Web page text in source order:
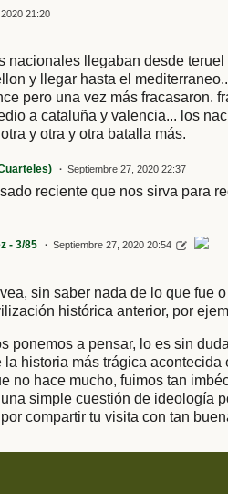
21:20
nacionales llegaban desde
y llegar hasta el
pero una vez más fracasaron.
a cataluña y valencia... los
y otra y otra batalla más.
Septiembre 27, 2020 22:37
reciente que nos sirva para
- 3/85 Septiembre 27, 2020 20:54
sin saber nada de lo que fue
histórica anterior, por
ponemos a pensar, lo es sin
la historia más trágica
no hace mucho, fuimos tan
simple cuestión de ideología
compartir tu visita con tan